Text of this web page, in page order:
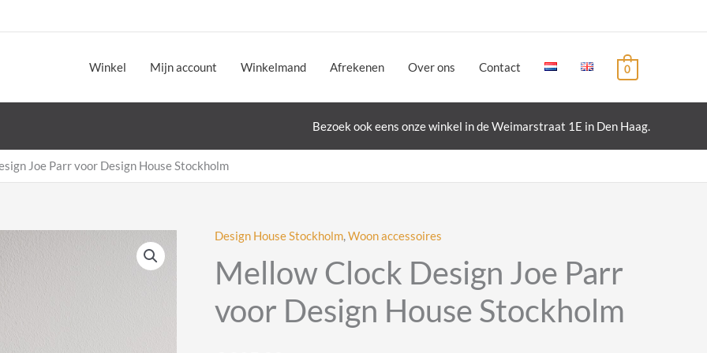
Winkel Mijn account Winkelmand Afrekenen Over ons Contact 0
Bezoek ook eens onze winkel in de Weimarstraat 1E in Den Haag.
Joe Parr voor Design House Stockholm
Design House Stockholm,Woon accessoires
Mellow Clock Design Joe Parr
voor Design House Stockholm